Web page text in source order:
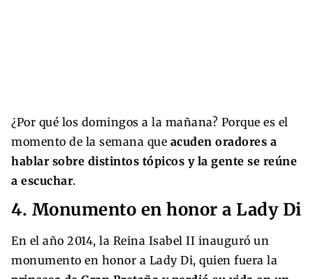
¿Por qué los domingos a la mañana? Porque es el
momento de la semana que acuden oradores a
hablar sobre distintos tópicos y la gente se reúne
a escuchar.
4. Monumento en honor a Lady Di
En el año 2014, la Reina Isabel II inauguró un
monumento en honor a Lady Di, quien fuera la